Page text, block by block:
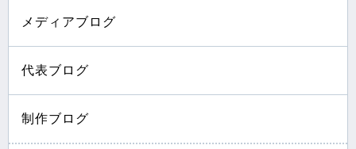
メディアブログ
代表ブログ
制作ブログ